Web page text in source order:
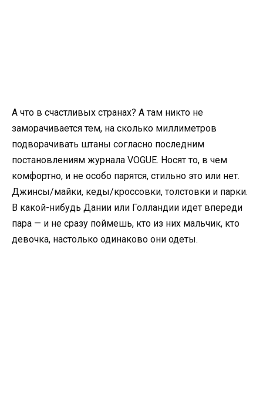
А что в счастливых странах? А там никто не
заморачивается тем, на сколько миллиметров
подворачивать штаны согласно последним
постановлениям журнала VOGUE. Носят то, в чем
комфортно, и не особо парятся, стильно это или нет.
Джинсы/майки, кеды/кроссовки, толстовки и парки.
В какой-нибудь Дании или Голландии идет впереди
пара — и не сразу поймешь, кто из них мальчик, кто
девочка, настолько одинаково они одеты.